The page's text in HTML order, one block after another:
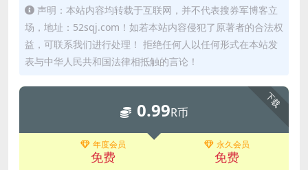
声明：本站内容均转载于互联网，并不代表搜券军博客立
场，地址：52sqj.com！如若本站内容侵犯了原著者的合法权
益，可联系我们进行处理！ 拒绝任何人以任何形式在本站发
表与中华人民共和国法律相抵触的言论！
下载
0.99R币
年度会员
免费
永久会员
免费